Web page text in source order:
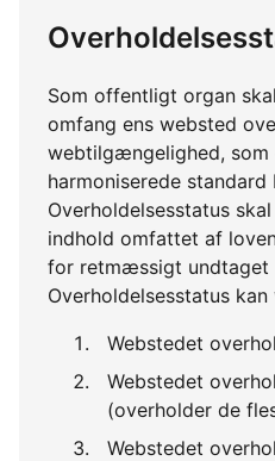
Som offentligt organ
omfang ens websted
webtilgængelighed, som
harmoniserede standard
Overholdelsesstatus
indhold omfattet af
for retmæssigt undtaget
Overholdelsesstatus
Webstedet
Webstedet
(overholder de
Webstedet